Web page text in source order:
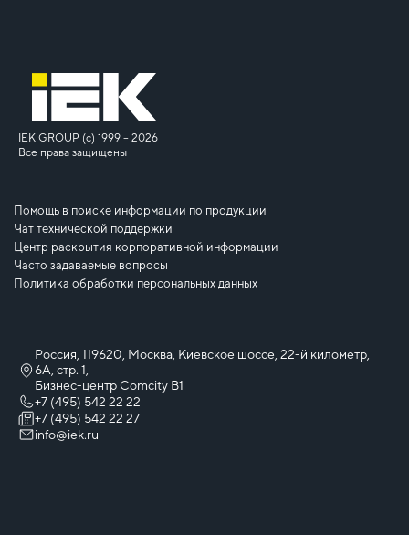
IEK GROUP (c) 1999 – 2026
Все права защищены
Помощь в поиске информации по продукции
Чат технической поддержки
Центр раскрытия корпоративной информации
Часто задаваемые вопросы
Политика обработки персональных данных
Россия, 119620, Москва, Киевское шоссе, 22-й километр,
6А, стр. 1,
Бизнес-центр Comcity B1
+7 (495) 542 22 22
+7 (495) 542 22 27
info@iek.ru